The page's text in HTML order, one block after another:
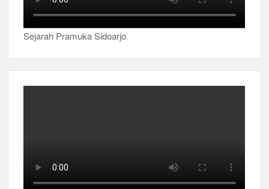
Sejarah Pramuka Sidoarjo